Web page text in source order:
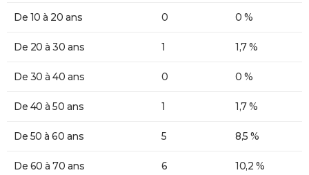
De 10 à 20 ans 0 0 %
De 20 à 30 ans 1 1,7 %
De 30 à 40 ans 0 0 %
De 40 à 50 ans 1 1,7 %
De 50 à 60 ans 5 8,5 %
De 60 à 70 ans 6 10,2 %